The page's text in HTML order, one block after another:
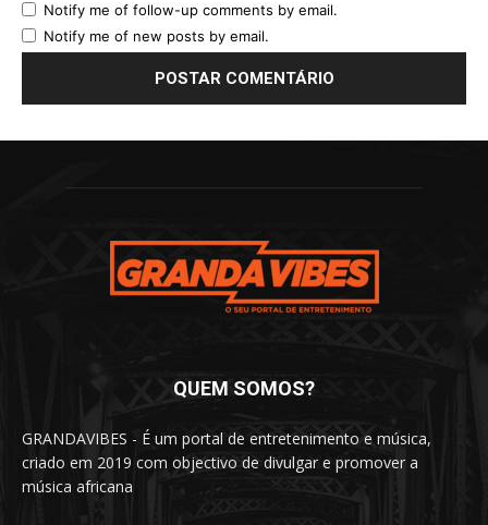
Notify me of follow-up comments by email.
Notify me of new posts by email.
QUEM SOMOS?
GRANDAVIBES - É um portal de entretenimento e música,
criado em 2019 com objectivo de divulgar e promover a
música africana